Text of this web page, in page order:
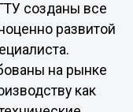
созданы все
развитой
на рынке
как